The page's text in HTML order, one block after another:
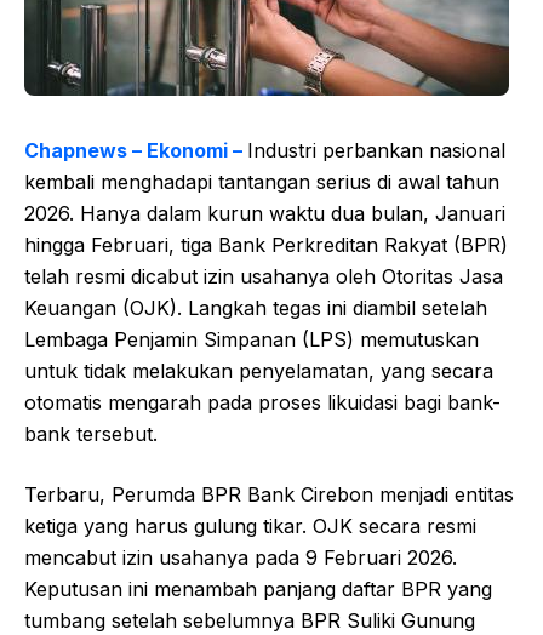
Chapnews – Ekonomi – Industri perbankan nasional
kembali menghadapi tantangan serius di awal tahun
2026. Hanya dalam kurun waktu dua bulan, Januari
hingga Februari, tiga Bank Perkreditan Rakyat (BPR)
telah resmi dicabut izin usahanya oleh Otoritas Jasa
Keuangan (OJK). Langkah tegas ini diambil setelah
Lembaga Penjamin Simpanan (LPS) memutuskan
untuk tidak melakukan penyelamatan, yang secara
otomatis mengarah pada proses likuidasi bagi bank-
bank tersebut.
Terbaru, Perumda BPR Bank Cirebon menjadi entitas
ketiga yang harus gulung tikar. OJK secara resmi
mencabut izin usahanya pada 9 Februari 2026.
Keputusan ini menambah panjang daftar BPR yang
tumbang setelah sebelumnya BPR Suliki Gunung